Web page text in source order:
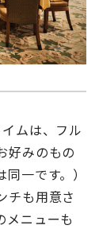
ムは、フル
好みのもの
一です。）
チも用意さ
メニューも